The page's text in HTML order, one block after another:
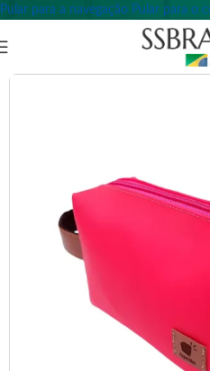
Pular para a navegação Pular para o